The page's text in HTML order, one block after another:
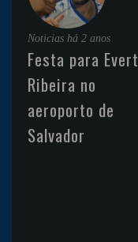
Noticias há 2 anos
Festa para
Ribeira no
aeroporto de
Salvador